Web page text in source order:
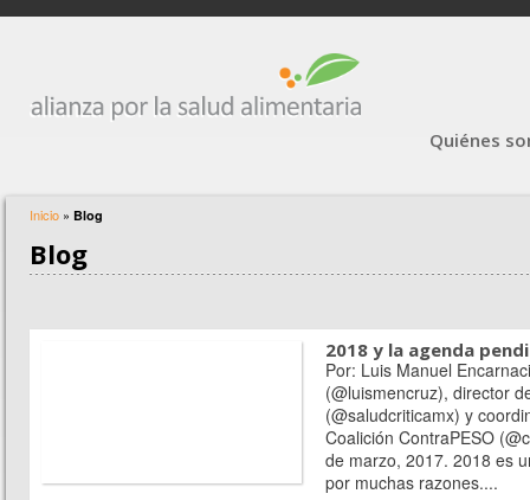
Quiénes
Inicio » Blog
Blog
2018 y la agenda
Por: Luis Manuel
(@luismencruz), director
(@saludcriticamx) y
Coalición ContraPESO
de marzo, 2017. 2018 es
por muchas razones....